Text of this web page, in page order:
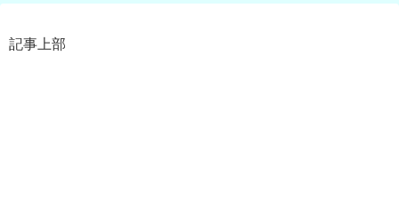
記事上部